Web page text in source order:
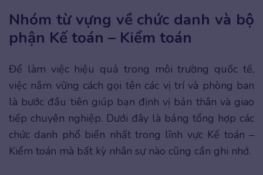
Nhóm từ vựng về chức danh và bộ
phận Kế toán – Kiểm toán
Để làm việc hiệu quả trong môi trường quốc tế,
việc nắm vững cách gọi tên các vị trí và phòng ban
là bước đầu tiên giúp bạn định vị bản thân và giao
tiếp chuyên nghiệp. Dưới đây là bảng tổng hợp các
chức danh phổ biến nhất trong lĩnh vực Kế toán –
Kiểm toán mà bất kỳ nhân sự nào cũng cần ghi nhớ.